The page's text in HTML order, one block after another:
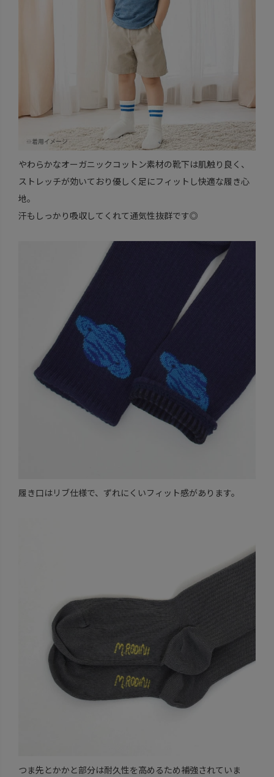
やわらかなオーガニックコットン素材の靴下は肌触り良く、
ストレッチが効いており優しく足にフィットし快適な履き心
地。
汗もしっかり吸収してくれて通気性抜群です◎
履き口はリブ仕様で、ずれにくいフィット感があります。
つま先とかかと部分は耐久性を高めるため補強されていま